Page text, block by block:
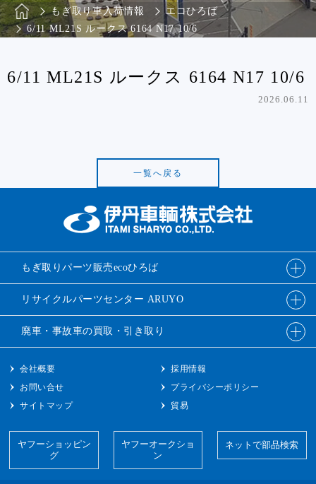
もぎ取り車入荷情報
エコひろば
6/11 ML21S ルークス 6164 N17 10/6
6/11 ML21S ルークス 6164 N17 10/6
2026.06.11
一覧へ戻る
もぎ取りパーツ販売ecoひろば
リサイクルパーツセンター ARUYO
廃車・事故車の買取・引き取り
会社概要
採用情報
お問い合せ
プライバシーポリシー
サイトマップ
貿易
ヤフーショッピン
グ
ヤフーオークショ
ン
ネットで部品検索